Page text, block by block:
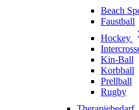
Beach
Faustball
Hockey
Kin-Ball
Korbball
Prellball
Rugby